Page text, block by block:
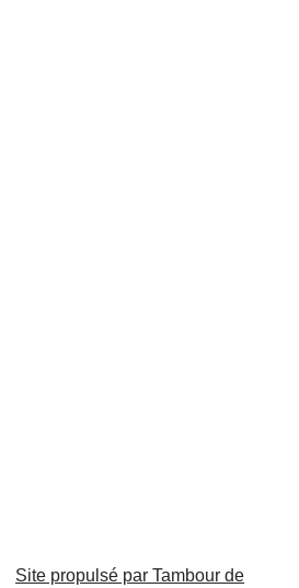
Site propulsé par Tambour de